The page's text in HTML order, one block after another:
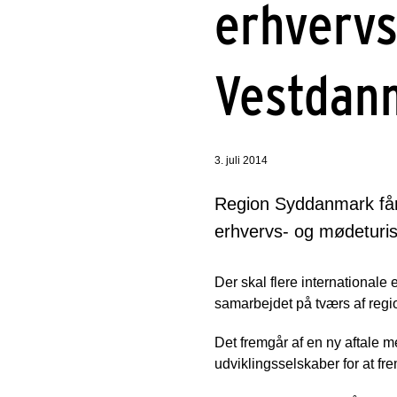
3. juli 2014
Region Syddanmark
erhvervs- og
Der skal flere internationale
samarbejdet på tværs af
Det fremgår af en ny aftale
udviklingsselskaber for at